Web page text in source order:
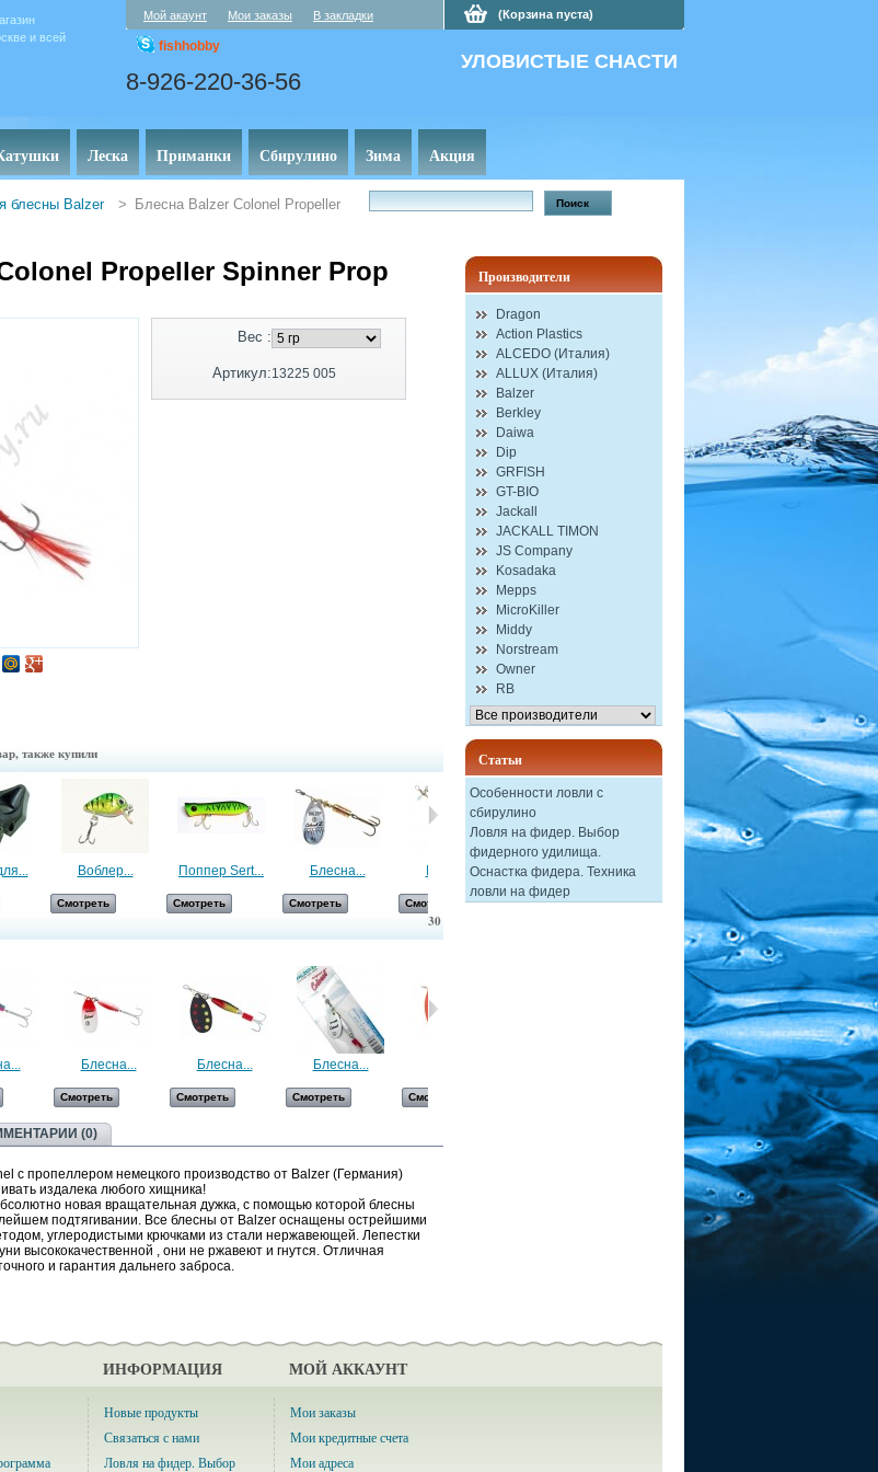
и всей
Мой акаунт Мои заказы В закладки
fishhobby
8-926-220-36-56
(Корзина пуста)
УЛОВИСТЫЕ СНАСТИ
Леска Приманки Сбирулино Зима Акция
блесны Balzer >
Блесна Balzer Colonel Propeller
Propeller Spinner Prop
Вес :
Артикул:13225 005
также купили
Воблер...
Смотреть
Поппер Sert...
Смотреть
Блесна...
Смотреть
Блесна...
Смотреть
Блесна...
Смотреть Смотреть
30
Блесна...
Смотреть
Блесна...
Смотреть
Блесна...
Смотреть Смотреть
Блесна... Блесна...
Смотреть
(0)
с пропеллером немецкого производство от Balzer (Германия)
издалека любого хищника!
новая вращательная дужка, с помощью которой блесны
подтягивании. Все блесны от Balzer оснащены острейшими
углеродистыми крючками из стали нержавеющей. Лепестки
высококачественной , они не ржавеют и гнутся. Отличная
и гарантия дальнего заброса.
Производители
Dragon
Action Plastics
ALCEDO (Италия)
ALLUX (Италия)
Balzer
Berkley
Daiwa
Dip
GRFISH
GT-BIO
Jackall
JACKALL TIMON
JS Company
Kosadaka
Mepps
MicroKiller
Middy
Norstream
Owner
RB
Статьи
Особенности ловли с
сбирулино
Ловля на фидер. Выбор
фидерного удилища.
Оснастка фидера. Техника
ловли на фидер
ИНФОРМАЦИЯ
Новые продукты
Связаться с нами
Ловля на фидер. Выбор
МОЙ АККАУНТ
Мои заказы
Мои кредитные счета
Мои адреса